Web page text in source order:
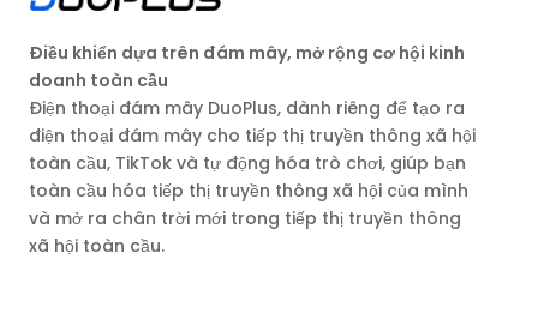
Điều khiển dựa trên đám mây, mở rộng cơ hội kinh
doanh toàn cầu
Điện thoại đám mây DuoPlus, dành riêng để tạo ra
điện thoại đám mây cho tiếp thị truyền thông xã hội
toàn cầu, TikTok và tự động hóa trò chơi, giúp bạn
toàn cầu hóa tiếp thị truyền thông xã hội của mình
và mở ra chân trời mới trong tiếp thị truyền thông
xã hội toàn cầu.